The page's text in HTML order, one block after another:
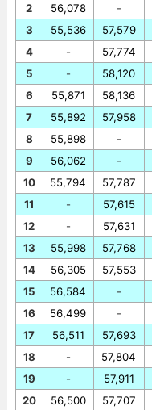
2
3
4
5
6
7
8
9
10
11
12
13
14
15
16
17
18
19
20
56,078
55,536
-
-
55,871
55,892
55,898
56,062
55,794
-
-
55,998
56,305
56,584
56,499
56,511
-
-
56,500
-
57,579
57,774
58,120
58,136
57,958
-
-
57,787
57,615
57,631
57,768
57,553
-
-
57,693
57,804
57,911
57,707